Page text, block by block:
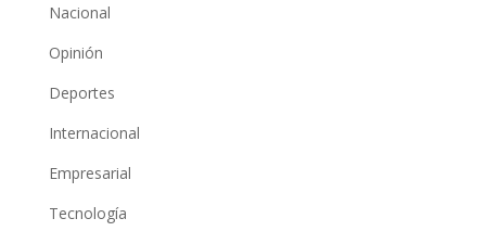
Nacional
Opinión
Deportes
Internacional
Empresarial
Tecnología